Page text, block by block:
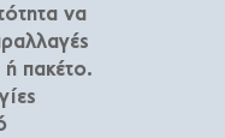
να
πακέτο.